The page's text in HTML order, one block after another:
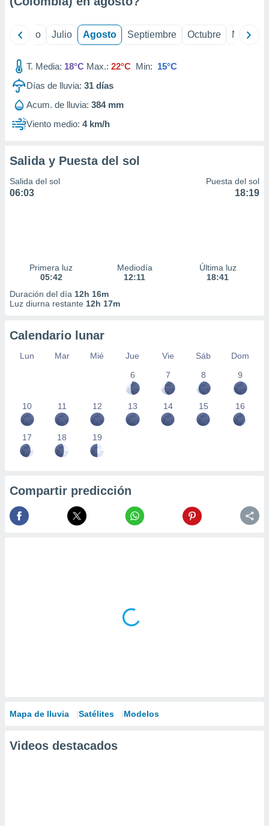
mediante
publicidad
publicidad
1199
Junio Julio Agosto Septiembre Octubre
T. Media: 18°C Max.: 22°C Min: 15°C
Días de lluvia: 31 días
Acum. de lluvia: 384 mm
Viento medio: 4 km/h
Salida y Puesta del sol
Salida del sol
06:03
Puesta del sol
18:19
Primera luz
05:42
Mediodía
12:11
Última luz
18:41
Duración del día 12h 16m
Luz diurna restante 12h 17m
Calendario lunar
Lun Mar Mié Jue Vie Sáb
Dom
6
7 8 9
10 11 12 13 14 15 16
17 18 19
Compartir predicción
Mapa de lluvia Satélites Modelos
Videos destacados